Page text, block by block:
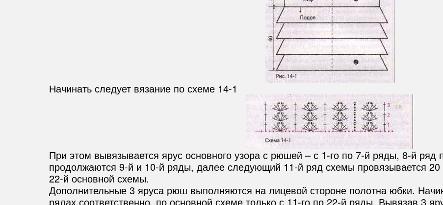
Начинать следует вязание по схеме 14-1
При этом вывязывается ярус основного узора с рюшей – с 1-го по 7-й ряды, 8-й ряд
продолжаются 9-й и 10-й ряды, далее следующий 11-й ряд схемы провязывается
22-й основной схемы.
Дополнительные 3 яруса рюш выполняются на лицевой стороне полотна юбки.
рядах соответственно, по основной схеме только с 11-го по 22-й ряды. Вывязав 3